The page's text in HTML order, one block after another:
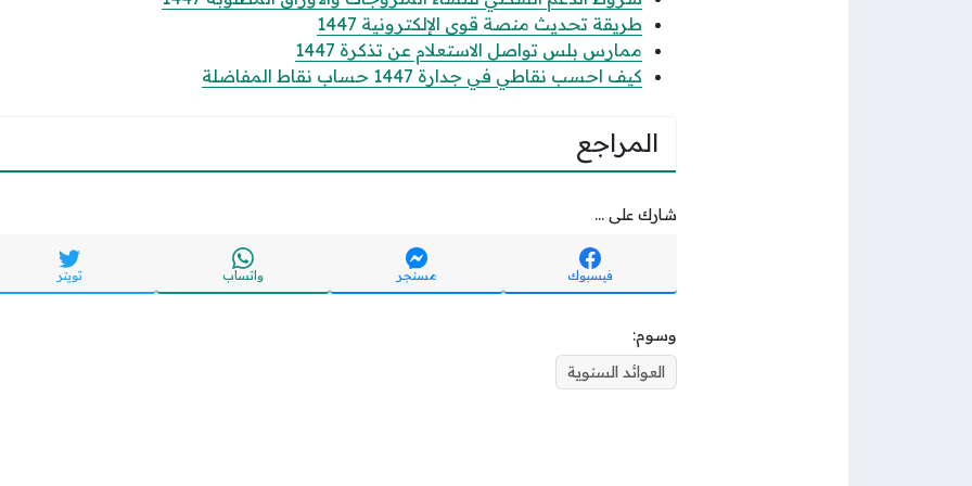
طريقة تحديث منصة قوى الإلكترونية 1447
ممارس بلس تواصل الاستعلام عن تذكرة 1447
كيف احسب نقاطي في جدارة 1447 حساب نقاط المفاضلة
المراجع
شارك على ...
فيسبوك مسنجر واتساب تويتر
وسوم:
العوائد السنوية